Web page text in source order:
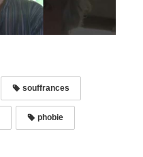
souffrances
phobie